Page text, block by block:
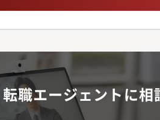
転職エージェントに相